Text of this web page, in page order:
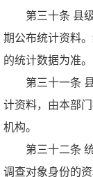
第三十条 县
期公布统计资料
的统计数据为准。
第三十一条
计资料，由本部
机构。
第三十二条
调查对象身份的